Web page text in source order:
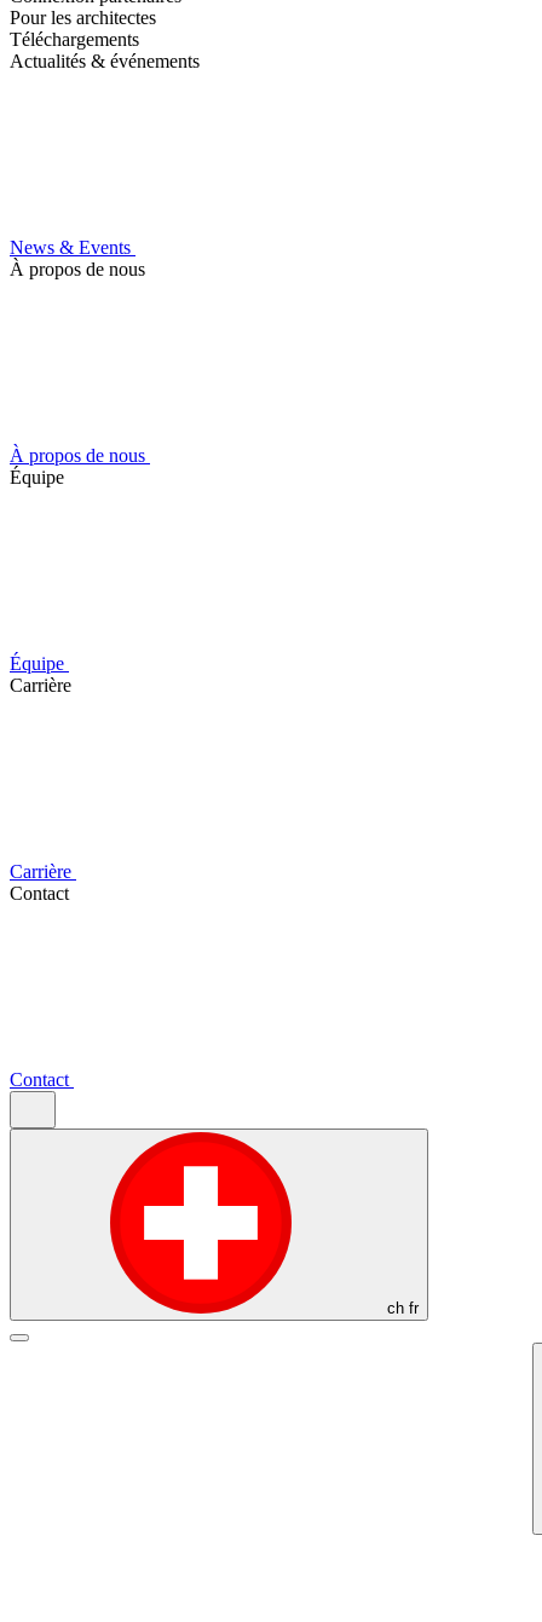
Pour les architectes
Téléchargements
Actualités & événements
News & Events
À propos de nous
À propos de nous
Équipe
Équipe
Carrière
Carrière
Contact
Contact
ch fr